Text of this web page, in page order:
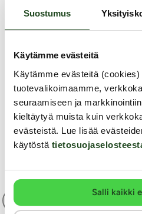
Suostumus
Käytämme evästeitä
Käytämme evästeitä
tuotevalikoimaamme,
seuraamiseen ja
kieltäytyä muista kuin
evästeistä. Lue lisää
käytöstä
Salli kaikki
vaimollesi avoimesti ja
varaisitte aikaa pari- ja/
vastaanotolta?
Ystävällisin terveisin
Annu